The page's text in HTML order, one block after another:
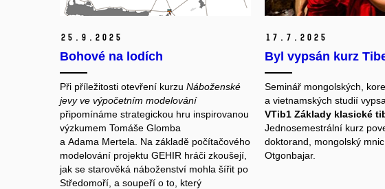
25. 9. 2025
Bohové na lodích
Při příležitosti otevření kurzu Náboženské
jevy ve výpočetním modelování
připomínáme strategickou hru inspirovanou
výzkumem Tomáše Glomba
a Adama Mertela. Na základě počítačového
modelování projektu GEHIR hráči zkoušejí,
jak se starověká náboženství mohla šířit po
Středomoří, a soupeří o to, který
17. 7. 2025
Byl vypsán kurz
Seminář mongolských,
a vietnamských studií
VTib1 Základy klasické
Jednosemestrální kurz
doktorand, mongolský
Otgonbajar.